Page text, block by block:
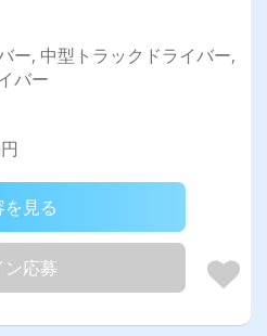
ー, 中型トラックドライバー,
バー
見る
ン応募